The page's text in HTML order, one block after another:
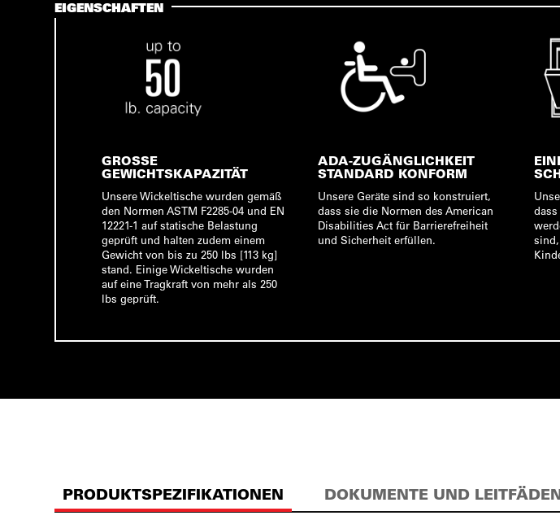
EIGENSCHAFTEN
GROSSE G
EWICHTSKAPAZITÄT
Unsere Wickeltische wurden gemäß
den Normen ASTM F2285-04 und EN
12221-1 auf statische Belastung
geprüft und halten zudem einem
Gewicht von bis zu 250 lbs [113 kg]
stand. Einige Wickeltische wurden
auf eine Tragkraft von mehr als 250
lbs geprüft.
ADA-ZUGÄNGLICHKEIT
STANDARD KONFORM
Unsere Geräte sind so konstruiert,
dass sie die Normen des American
Disabilities Act für Barrierefreiheit
und Sicherheit erfüllen.
PRODUKTSPEZIFIKATIONEN DOKUMENTE UND